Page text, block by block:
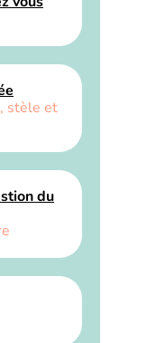
stèle et
du